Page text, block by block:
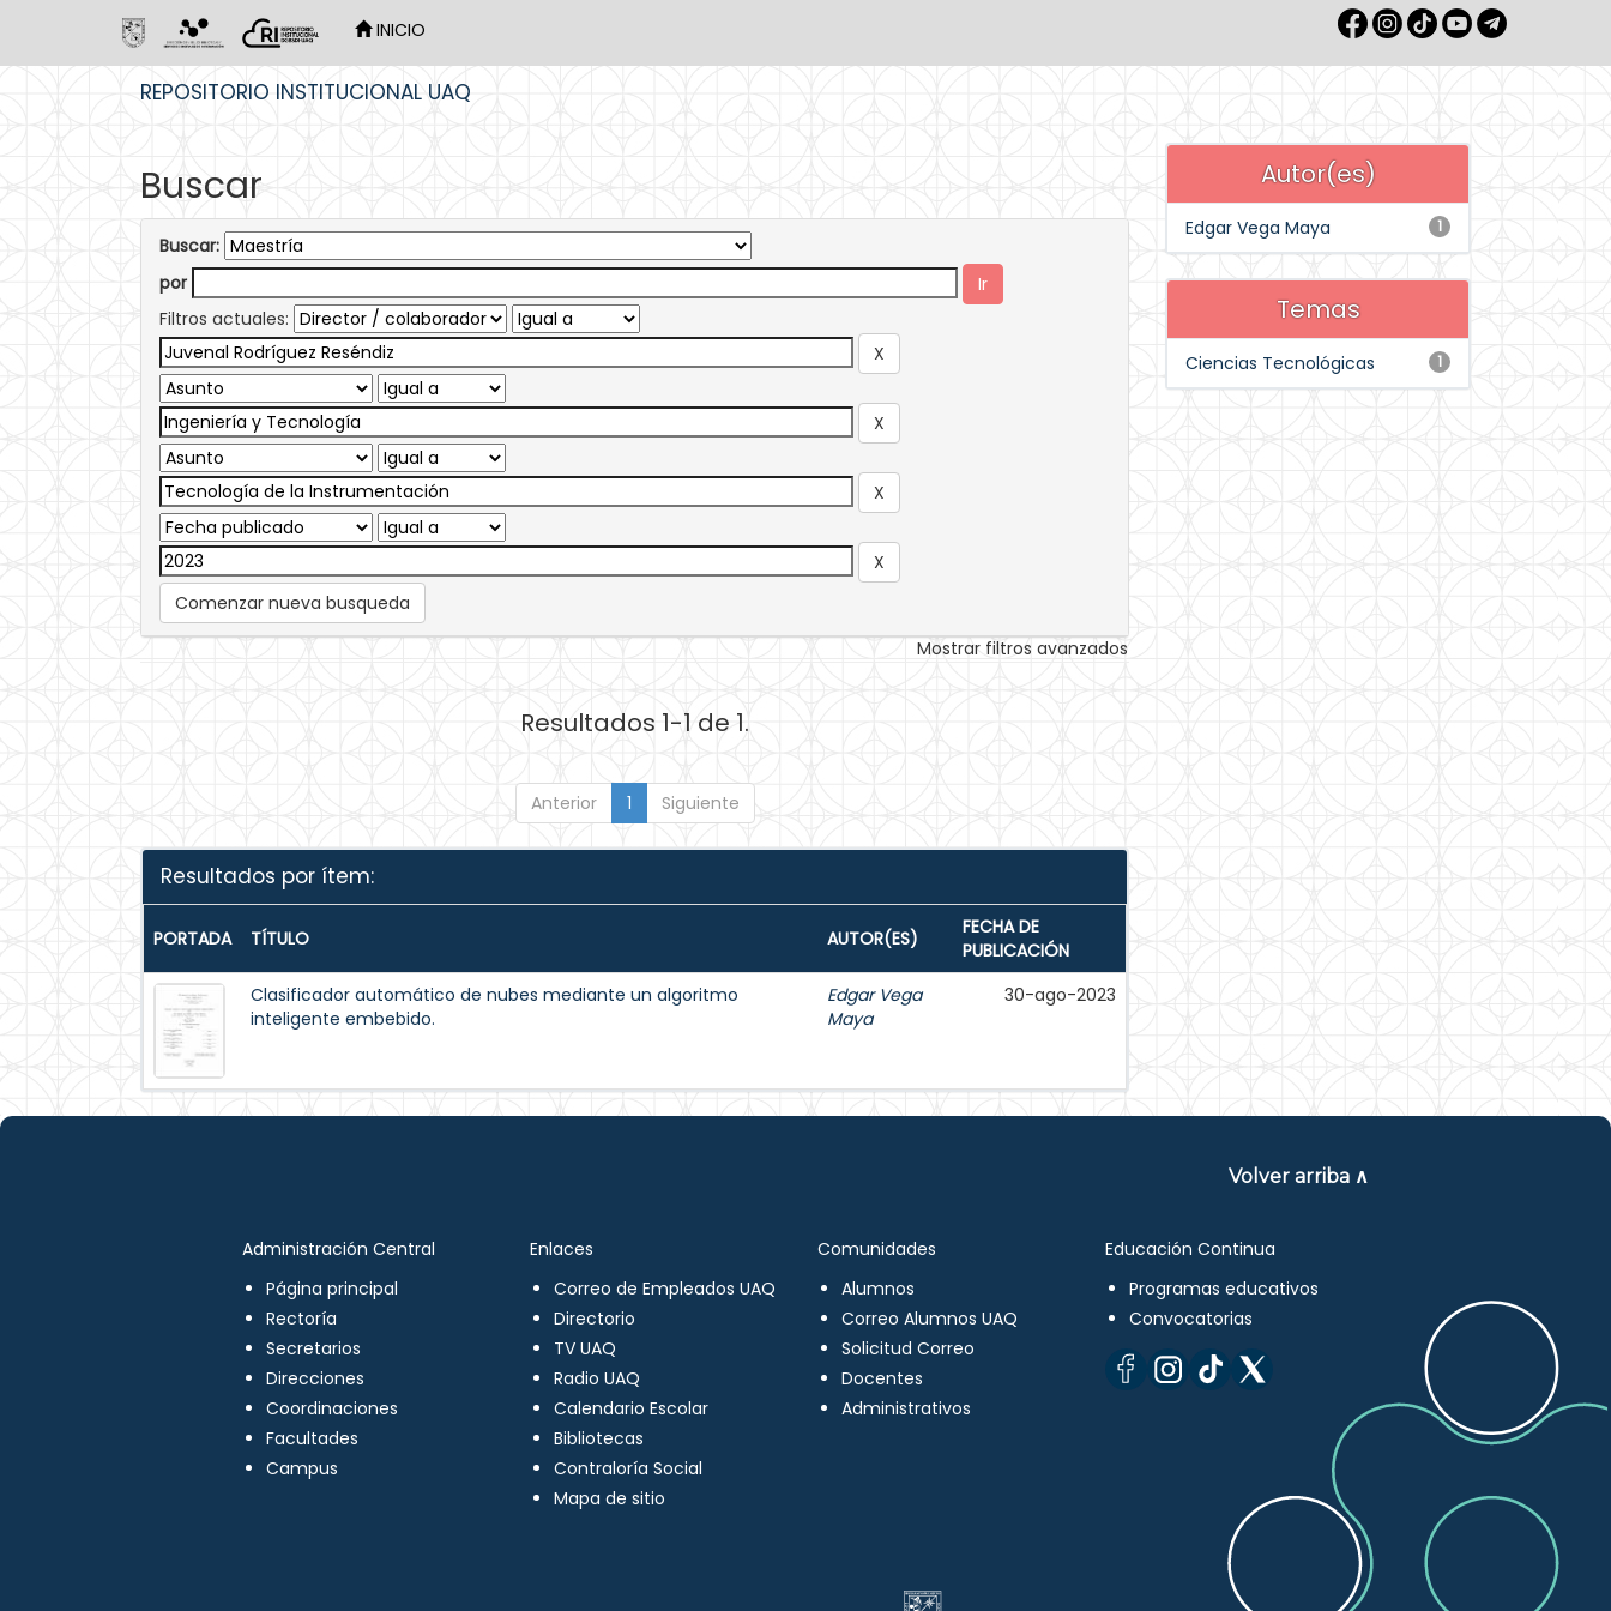
INICIO
REPOSITORIO INSTITUCIONAL UAQ
Buscar
Buscar:
por
Filtros actuales:
Comenzar nueva busqueda
Mostrar filtros avanzados
Resultados 1-1 de 1.
Anterior 1 Siguiente
Resultados por ítem:
PORTADA TÍTULO AUTOR(ES)
FECHA DE
PUBLICACIÓN
Clasificador automático de nubes mediante un algoritmo
inteligente embebido.
Edgar Vega
Maya
30-ago-2023
Autor(es)
1
Edgar Vega Maya
Temas
1
Ciencias Tecnológicas
Volver arriba ∧
Administración Central
Página principal
Rectoría
Secretarios
Direcciones
Coordinaciones
Facultades
Campus
Enlaces
Correo de Empleados UAQ
Directorio
TV UAQ
Radio UAQ
Calendario Escolar
Bibliotecas
Contraloría Social
Mapa de sitio
Comunidades
Alumnos
Correo Alumnos UAQ
Solicitud Correo
Docentes
Administrativos
Educación Continua
Programas educativos
Convocatorias